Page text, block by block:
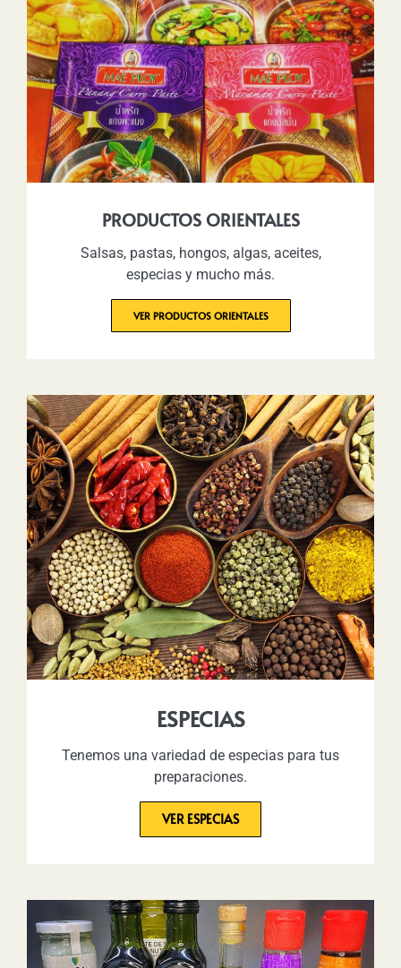
PRODUCTOS ORIENTALES
Salsas, pastas, hongos, algas, aceites,
especias y mucho más.
VER PRODUCTOS ORIENTALES
ESPECIAS
Tenemos una variedad de especias para tus
preparaciones.
VER ESPECIAS